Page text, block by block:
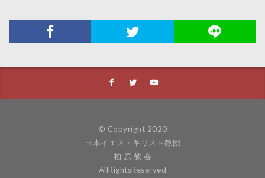
© Copyright 2020
日本イエス・キリスト教団
柏 原 教 会
AllRightsReserved